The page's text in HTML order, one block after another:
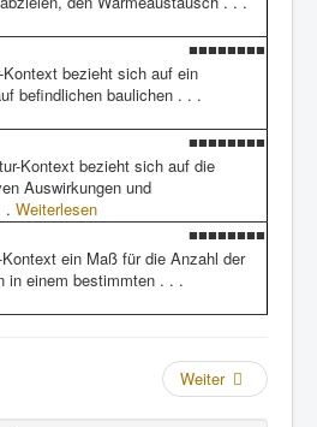
■■■■■■■■
bezieht sich auf ein
befindlichen baulichen . . .
■■■■■■■■
Kontext bezieht sich auf die
Auswirkungen und
. Weiterlesen
■■■■■■■■
ein Maß für die Anzahl der
in einem bestimmten . . .
Weiter